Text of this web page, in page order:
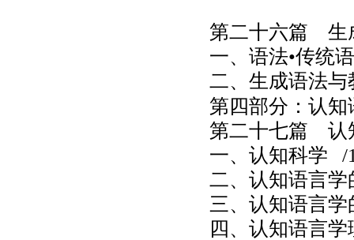
第二十六篇 生
一、语法•传统
二、生成语法与
第四部分：认
第二十七篇 认
一、认知科学 /
二、认知语言学
三、认知语言
四、认知语言